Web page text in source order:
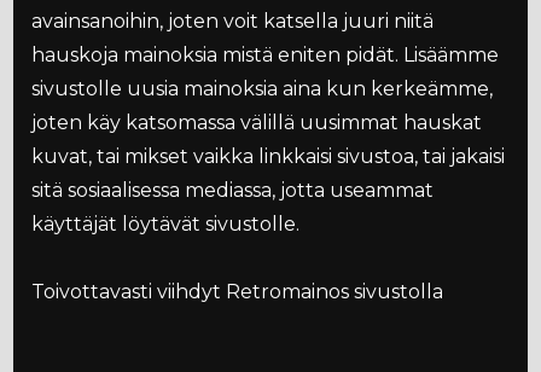
avainsanoihin, joten voit katsella juuri niitä
hauskoja mainoksia mistä eniten pidät. Lisäämme
sivustolle uusia mainoksia aina kun kerkeämme,
joten käy katsomassa välillä uusimmat hauskat
kuvat, tai mikset vaikka linkkaisi sivustoa, tai jakaisi
sitä sosiaalisessa mediassa, jotta useammat
käyttäjät löytävät sivustolle.
Toivottavasti viihdyt Retromainos sivustolla